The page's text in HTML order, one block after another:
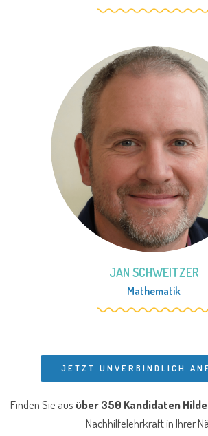
JAN SCHWEITZER
Mathematik
JETZT UNVERBINDLICH
Finden Sie aus über 350 Kandidaten
Nachhilfelehrkraft in Ihrer